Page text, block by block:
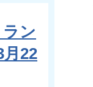
ン
22